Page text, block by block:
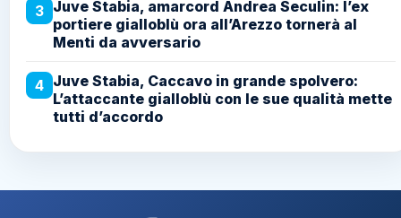
3 Juve Stabia, amarcord Andrea Seculin: l’ex
portiere gialloblù ora all’Arezzo tornerà al
Menti da avversario
4 Juve Stabia, Caccavo in grande spolvero:
L’attaccante gialloblù con le sue qualità mette
tutti d’accordo